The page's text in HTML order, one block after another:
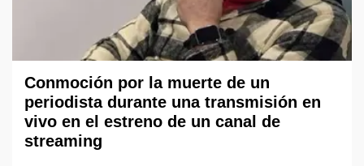
Conmoción por la muerte de un
periodista durante una transmisión en
vivo en el estreno de un canal de
streaming